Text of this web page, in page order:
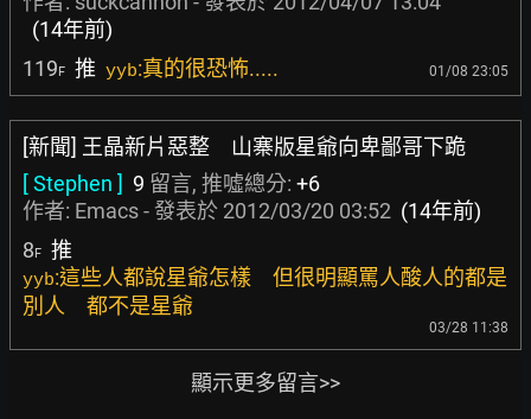
(14年前)
119F 推 yyb:真的很恐怖..... 01/08 23:05
[新聞] 王晶新片惡整 山寨版星爺向卑鄙哥下跪
[ Stephen ] 9 留言, 推噓總分: +6
作者: Emacs- 發表於 2012/03/20 03:52 (14年前)
8F 推
yyb:這些人都說星爺怎樣 但很明顯罵人酸人的都是
別人 都不是星爺
03/28 11:38
顯示更多留言>>